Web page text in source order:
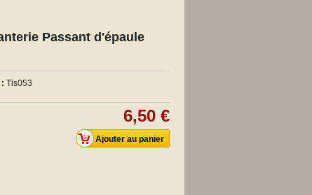
Passant d'épaule
Tis053
6,50 €